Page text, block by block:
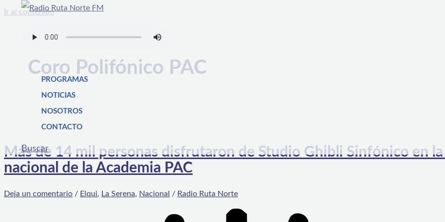
Ir al contenido
PROGRAMAS
NOTICIAS
NOSOTROS
CONTACTO
Buscar
Coro Polifónico PAC
Más de 14 mil personas disfrutaron de Studio Ghibli Sinfónico en
nacional de la Academia PAC
Deja un comentario / Elqui, La Serena, Nacional / Radio Ruta Norte